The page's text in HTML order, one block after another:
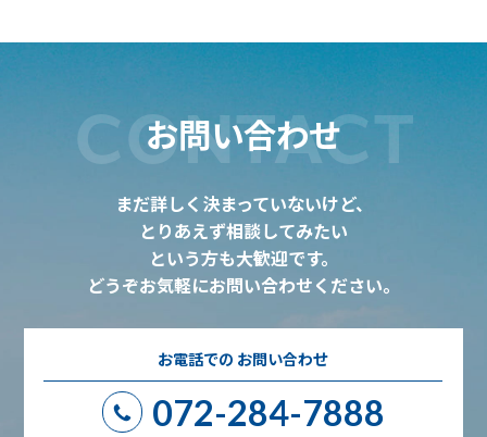
お問い合わせ
CONTACT
まだ詳しく決まっていないけど、
とりあえず相談してみたい
という方も大歓迎です。
どうぞお気軽にお問い合わせください。
お電話での お問い合わせ
072-284-7888